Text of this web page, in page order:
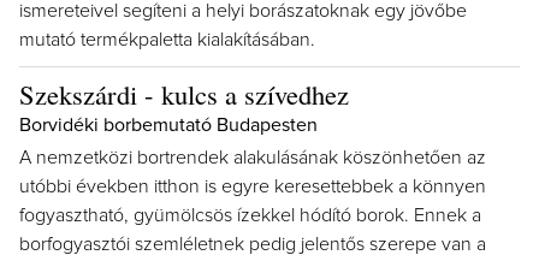
ismereteivel segíteni a helyi borászatoknak egy jövőbe
mutató termékpaletta kialakításában.
Szekszárdi - kulcs a szívedhez
Borvidéki borbemutató Budapesten
A nemzetközi bortrendek alakulásának köszönhetően az
utóbbi években itthon is egyre keresettebbek a könnyen
fogyasztható, gyümölcsös ízekkel hódító borok. Ennek a
borfogyasztói szemléletnek pedig jelentős szerepe van a